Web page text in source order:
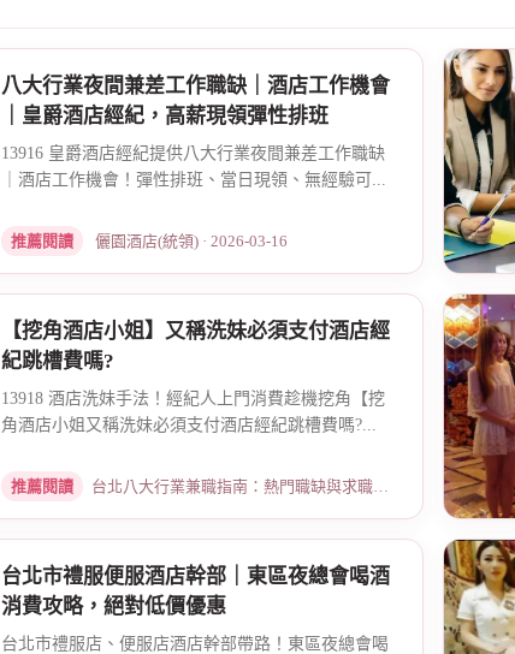
八大行業夜間兼差工作職缺｜酒店工作機會
｜皇爵酒店經紀，高薪現領彈性排班
13916 皇爵酒店經紀提供八大行業夜間兼差工作職缺
｜酒店工作機會！彈性排班、當日現領、無經驗可...
推薦閱讀 儷園酒店(統領) · 2026-03-16
【挖角酒店小姐】又稱洗妹必須支付酒店經
紀跳槽費嗎?
13918 酒店洗妹手法！經紀人上門消費趁機挖角【挖
角酒店小姐又稱洗妹必須支付酒店經紀跳槽費嗎?...
推薦閱讀 台北八大行業兼職指南：熱門職缺與求職須知 · 2026-06-04
台北市禮服便服酒店幹部｜東區夜總會喝酒
消費攻略，絕對低價優惠
台北市禮服店、便服店酒店幹部帶路！東區夜總會喝